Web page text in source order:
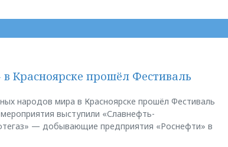
Красноярске прошёл Фестиваль
народов мира в Красноярске прошёл Фестиваль
выступили «Славнефть-
— добывающие предприятия «Роснефти» в